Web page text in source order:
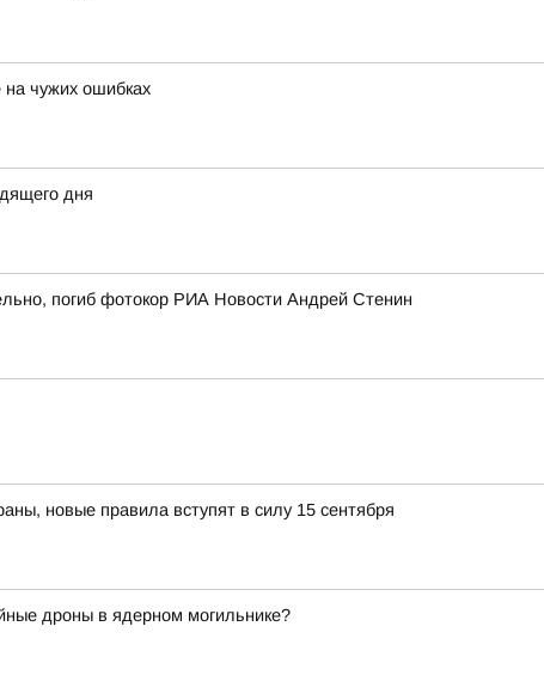
чужих ошибках
дня
погиб фотокор РИА Новости Андрей Стенин
новые правила вступят в силу 15 сентября
дроны в ядерном могильнике?